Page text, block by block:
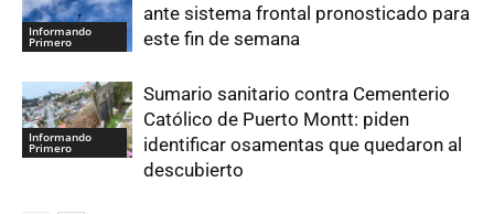
Informando
Primero
ante sistema frontal pronosticado para
este fin de semana
Informando
Primero
Sumario sanitario contra Cementerio
Católico de Puerto Montt: piden
identificar osamentas que quedaron al
descubierto